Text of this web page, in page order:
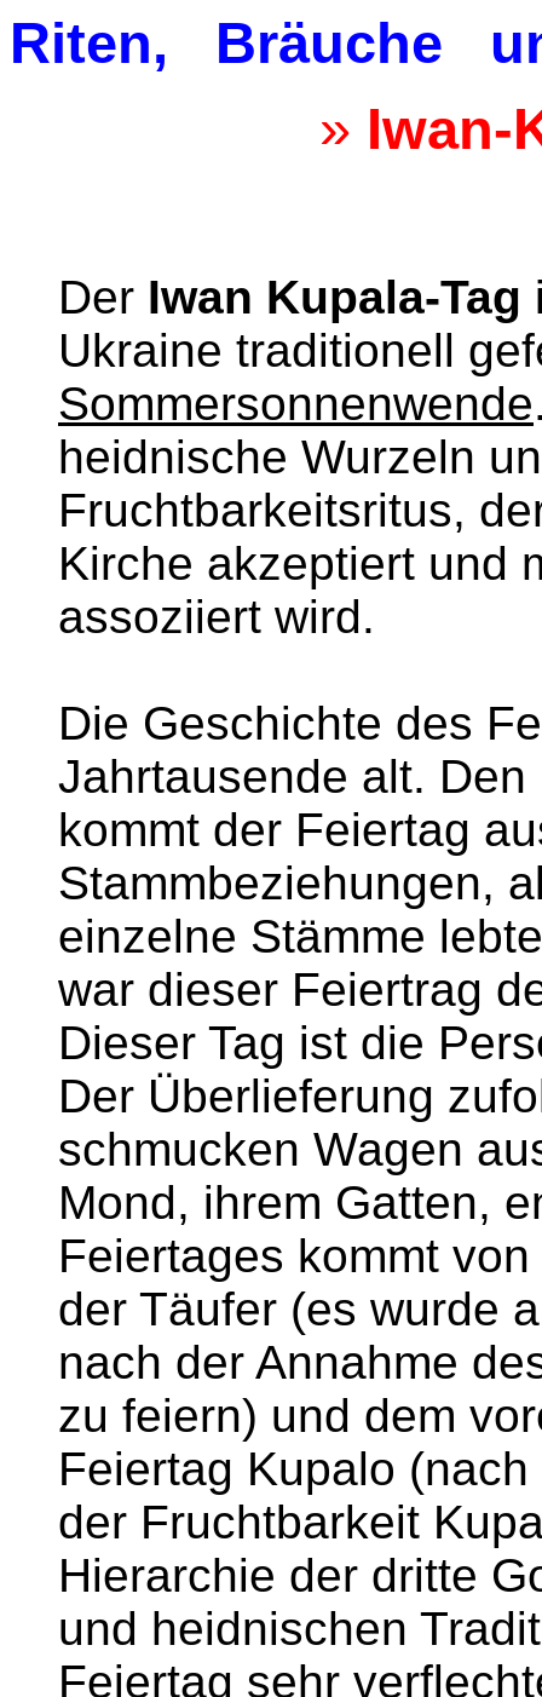
Riten, Bräuche
» Iwan-
Der Iwan Kupala-Tag
Ukraine traditionell
Sommersonnenwende
heidnische Wurzeln
Fruchtbarkeitsritus,
Kirche akzeptiert und
assoziiert wird.
Die Geschichte des
Jahrtausende alt.
kommt der Feiertag
Stammbeziehungen,
einzelne Stämme
war dieser Feiertrag
Dieser Tag ist die
Der Überlieferung
schmucken Wagen
Mond, ihrem Gatten,
Feiertages kommt
der Täufer (es wurde
nach der Annahme
zu feiern) und dem
Feiertag Kupalo
der Fruchtbarkeit
Hierarchie der dritte
und heidnischen
Feiertag sehr